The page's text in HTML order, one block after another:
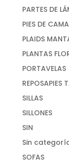
PARTES DE
PIES DE
PLAIDS
PLANTAS
PORTAVELAS
REPOSAPIES
SILLAS
SILLONES
SIN
Sin
SOFAS